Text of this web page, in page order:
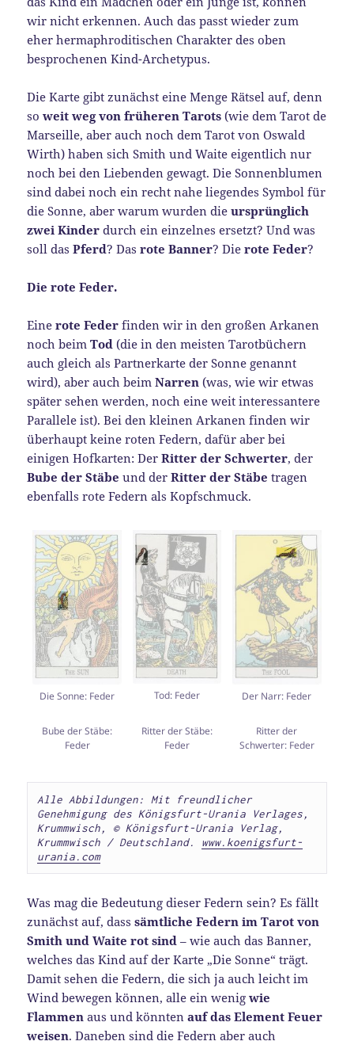
wir nicht erkennen. Auch das passt wieder zum
eher hermaphroditischen Charakter des oben
besprochenen Kind-Archetypus.
Die Karte gibt zunächst eine Menge Rätsel auf, denn
soweit weg von früheren Tarots (wie dem Tarot de
Marseille, aber auch noch dem Tarot von Oswald
Wirth) haben sich Smith und Waite eigentlich nur
noch bei den Liebenden gewagt. Die Sonnenblumen
sind dabei noch ein recht nahe liegendes Symbol für
die Sonne, aber warum wurden dieursprünglich
zwei Kinder durch ein einzelnes ersetzt? Und was
soll dasPferd? Dasrote Banner? Dierote Feder?
Die rote Feder.
Einerote Feder finden wir in den großen Arkanen
noch beimTod (die in den meisten Tarotbüchern
auch gleich als Partnerkarte der Sonne genannt
wird), aber auch beimNarren (was, wie wir etwas
später sehen werden, noch eine weit interessantere
Parallele ist). Bei den kleinen Arkanen finden wir
überhaupt keine roten Federn, dafür aber bei
einigen Hofkarten: DerRitter der Schwerter, der
Bube der Stäbe und derRitter der Stäbe tragen
ebenfalls rote Federn als Kopfschmuck.
Die Sonne: Feder Tod: Feder Der Narr: Feder
Bube der Stäbe:
Feder
Ritter der Stäbe:
Feder
Ritter der
Schwerter: Feder
Alle Abbildungen: Mit freundlicher
Genehmigung des Königsfurt-Urania Verlages,
Krummwisch, © Königsfurt-Urania Verlag,
Krummwisch / Deutschland. www.koenigsfurt-
urania.com
Was mag die Bedeutung dieser Federn sein? Es fällt
zunächst auf, dasssämtliche Federn im Tarot von
Smith und Waite rot sind – wie auch das Banner,
welches das Kind auf der Karte „Die Sonne“ trägt.
Damit sehen die Federn, die sich ja auch leicht im
Wind bewegen können, alle ein wenigwie
Flammen aus und könntenauf das Element Feuer
weisen. Daneben sind die Federn aber auch